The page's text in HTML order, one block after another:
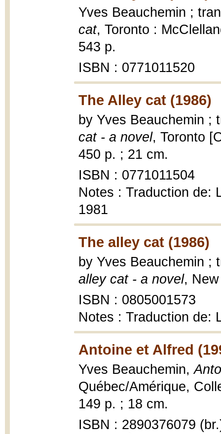
Yves Beauchemin ;
cat, Toronto :
543 p.
ISBN : 0771011520
The Alley cat (1986)
by Yves Beauchemin
cat - a novel, Toronto
450 p. ; 21 cm.
ISBN : 0771011504
Notes : Traduction de:
1981
The alley cat (1986)
by Yves Beauchemin
alley cat - a novel,
ISBN : 0805001573
Notes : Traduction de:
Antoine et Alfred
Yves Beauchemin,
Québec/Amérique,
149 p. ; 18 cm.
ISBN : 2890376079